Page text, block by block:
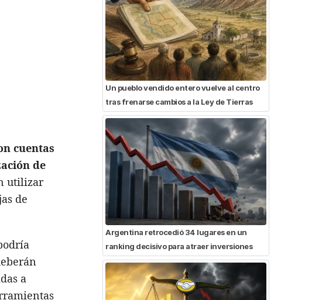
cuentas
de
utilizar
de
a
Un pueblo vendido entero vuelve al centro
tras frenarse cambios a la Ley de Tierras
Argentina retrocedió 34 lugares en un
ranking decisivo para atraer inversiones